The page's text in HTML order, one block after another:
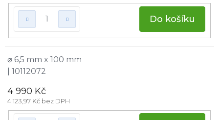
Do košíku
⌀ 6,5 mm x 100 mm
| 10112072
4 990 Kč
4 123,97 Kč bez DPH